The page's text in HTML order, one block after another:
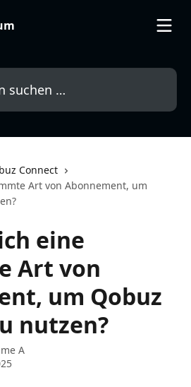
Connect
Art von Abonnement, um
eine
Art von
um Qobuz
nutzen?
A